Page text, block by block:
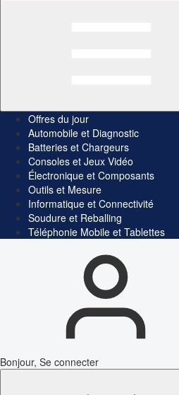
Offres du jour
Automobile et Diagnostic
Batteries et Chargeurs
Consoles et Jeux Vidéo
Électronique et Composants
Outils et Mesure
Informatique et Connectivité
Soudure et Reballing
Téléphonie Mobile et Tablettes
Bonjour, Se connecter